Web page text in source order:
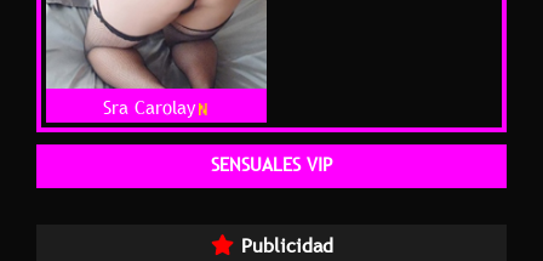
Publicidad
Sra Carolay
SENSUALES VIP